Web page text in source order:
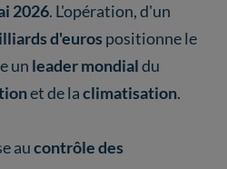
2026. L'opération, d'un
d'euros positionne le
un leader mondialdu
et de laclimatisation.
aucontrôle des